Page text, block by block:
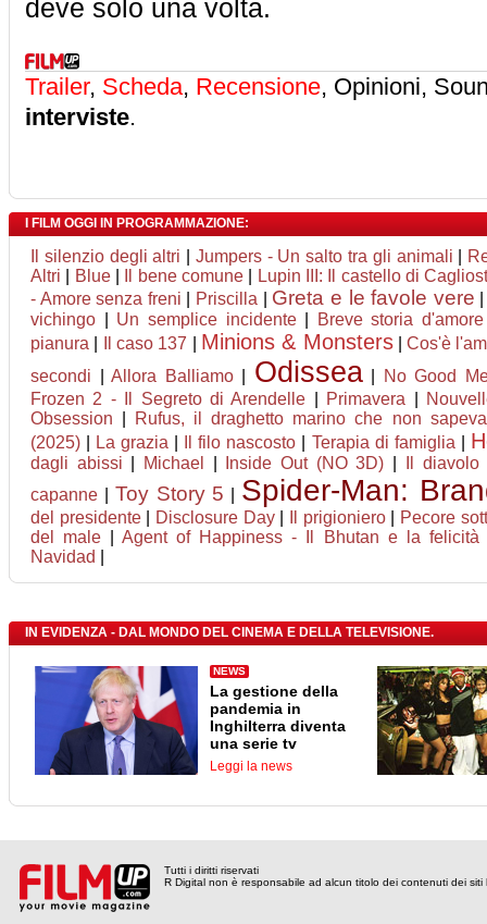
deve solo una volta.
Trailer, Scheda, Recensione, Opinioni,
interviste.
I FILM OGGI IN PROGRAMMAZIONE:
Il silenzio degli altri Jumpers - Un salto tra gli animali
Altri
Blue| Il bene comune
Lupin III: Il castello di
- Amore senza freni
Priscilla Greta e le favole vere
vichingo
Un semplice incidente| Breve storia d'amore
pianura
Il caso 137 Minions & Monsters|Cos'è
secondi |Allora Balliamo| Odissea|
No Good
Frozen 2 - Il Segreto di Arendelle
Primavera
Obsession
Rufus, il draghetto marino che non
(2025)
La grazia Il filo nascosto Terapia di famiglia
dagli abissi Michael Inside Out (NO 3D)
Il
capanne
Toy Story 5 Spider-Man:
del presidente| Disclosure Day| Il prigioniero|
Pecore
del male |Agent of Happiness - Il Bhutan e la felicità
Navidad
IN EVIDENZA - DAL MONDO DEL CINEMA E DELLA TELEVISIONE.
NEWS
La gestione della
pandemia in
Inghilterra diventa
una serie tv
Leggi la news
Tutti i diritti riservati
R Digital non è responsabile ad alcun titolo dei contenuti dei siti